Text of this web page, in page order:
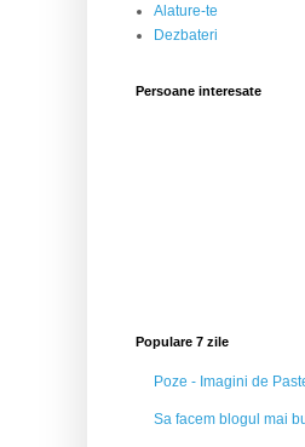
Alature-te
Dezbateri
Persoane interesate
Populare 7 zile
Poze - Imagini de
Sa facem blogul mai